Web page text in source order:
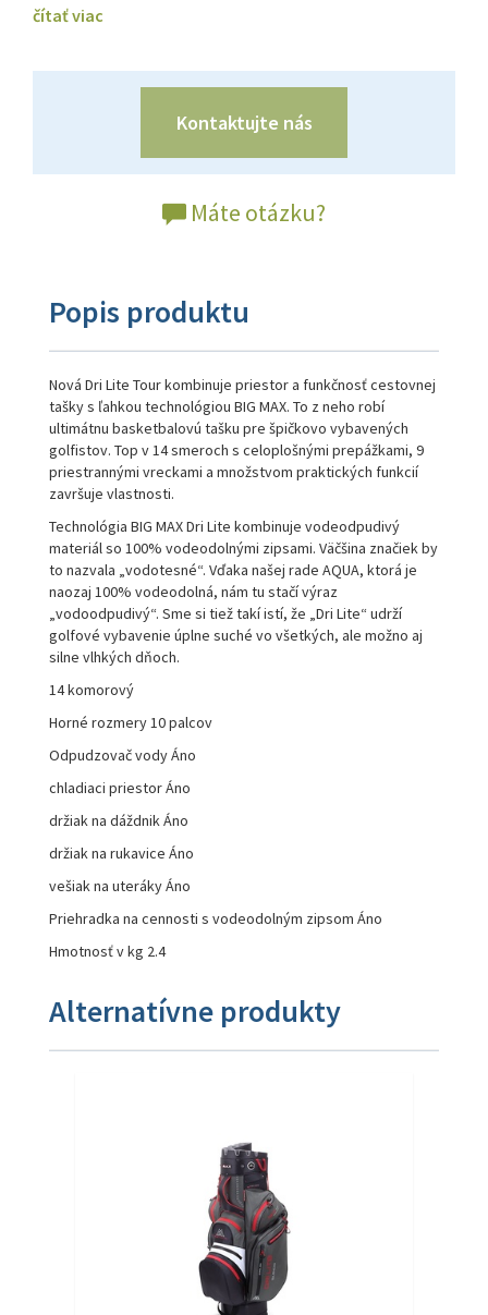
čítať viac
Kontaktujte nás
Máte otázku?
Popis produktu
Nová Dri Lite Tour kombinuje priestor a funkčnosť cestovnej
tašky s ľahkou technológiou BIG MAX. To z neho robí
ultimátnu basketbalovú tašku pre špičkovo vybavených
golfistov. Top v 14 smeroch s celoplošnými prepážkami, 9
priestrannými vreckami a množstvom praktických funkcií
završuje vlastnosti.
Technológia BIG MAX Dri Lite kombinuje vodeodpudivý
materiál so 100% vodeodolnými zipsami. Väčšina značiek by
to nazvala „vodotesné“. Vďaka našej rade AQUA, ktorá je
naozaj 100% vodeodolná, nám tu stačí výraz
„vodoodpudivý“. Sme si tiež takí istí, že „Dri Lite“ udrží
golfové vybavenie úplne suché vo všetkých, ale možno aj
silne vlhkých dňoch.
14 komorový
Horné rozmery 10 palcov
Odpudzovač vody Áno
chladiaci priestor Áno
držiak na dáždnik Áno
držiak na rukavice Áno
vešiak na uteráky Áno
Priehradka na cennosti s vodeodolným zipsom Áno
Hmotnosť v kg 2.4
Alternatívne produkty